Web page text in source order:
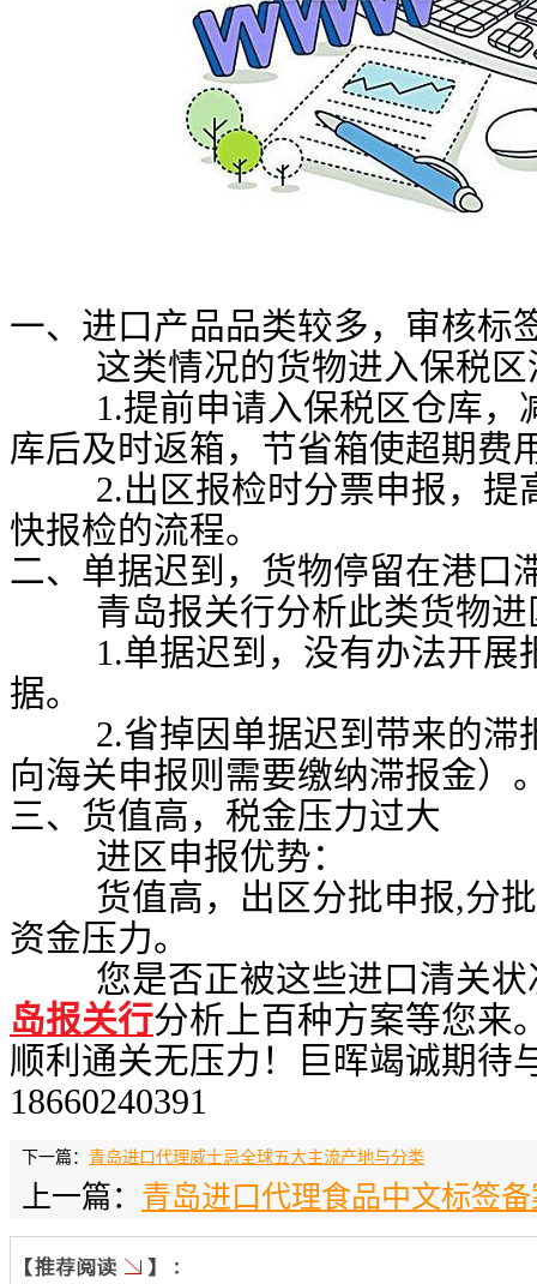
一、进口产品品类较多，审核标
这类情况的货物进入保税区
1.提前申请入保税区仓库，
库后及时返箱，节省箱使超期费
2.出区报检时分票申报，提
快报检的流程。
二、单据迟到，货物停留在港口
青岛报关行分析此类货物进
1.单据迟到，没有办法开展
据。
2.省掉因单据迟到带来的滞
向海关申报则需要缴纳滞报金）
三、货值高，税金压力过大
进区申报优势：
货值高，出区分批申报,分批
资金压力。
您是否正被这些进口清关状
岛报关行分析上百种方案等您来
顺利通关无压力！巨晖竭诚期待
18660240391
下一篇： 青岛进口代理威士忌全球五大主流产地与分类
上一篇： 青岛进口代理食品中文标签